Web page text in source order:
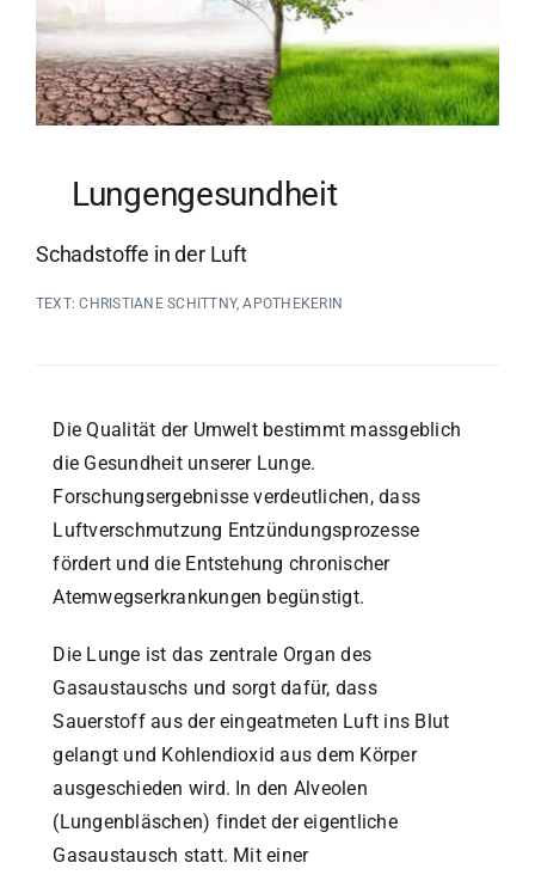
Lungengesundheit
Schadstoffe in der Luft
TEXT: CHRISTIANE SCHITTNY, APOTHEKERIN
Die Qualität der Umwelt bestimmt massgeblich
die Gesundheit unserer Lunge.
Forschungsergebnisse verdeutlichen, dass
Luftverschmutzung Entzündungsprozesse
fördert und die Entstehung chronischer
Atemwegserkrankungen begünstigt.
Die Lunge ist das zentrale Organ des
Gasaustauschs und sorgt dafür, dass
Sauerstoff aus der eingeatmeten Luft ins Blut
gelangt und Kohlendioxid aus dem Körper
ausgeschieden wird. In den Alveolen
(Lungenbläschen) findet der eigentliche
Gasaustausch statt. Mit einer